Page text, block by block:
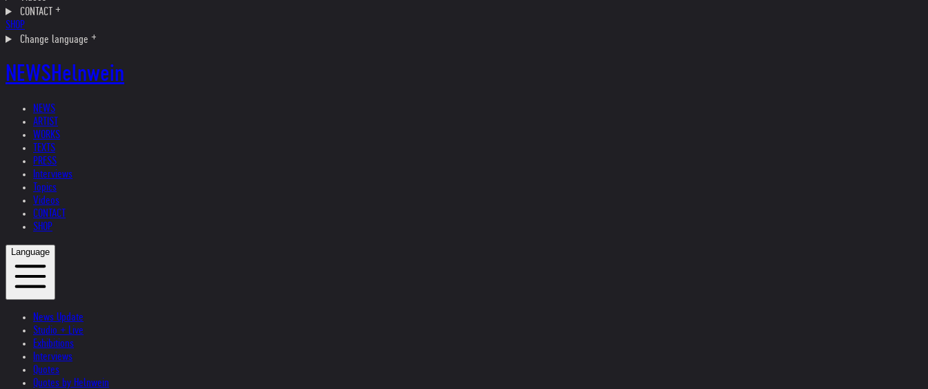
CONTACT
SHOP
Change language
NEWSHelnwein
NEWS
ARTIST
WORKS
TEXTS
PRESS
Interviews
Topics
Videos
CONTACT
SHOP
Language
News Update
Studio + Live
Exhibitions
Interviews
Quotes
Quotes by Helnwein